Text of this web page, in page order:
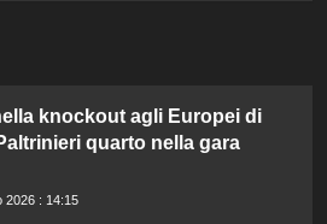
knockout agli Europei di
quarto nella gara
2026 : 14:15